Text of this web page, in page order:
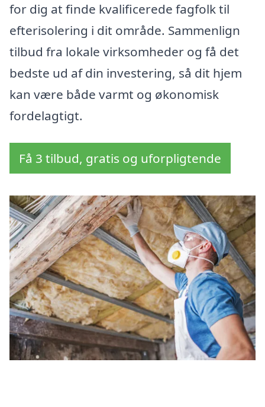
for dig at finde kvalificerede fagfolk til
efterisolering i dit område. Sammenlign
tilbud fra lokale virksomheder og få det
bedste ud af din investering, så dit hjem
kan være både varmt og økonomisk
fordelagtigt.
Få 3 tilbud, gratis og uforpligtende